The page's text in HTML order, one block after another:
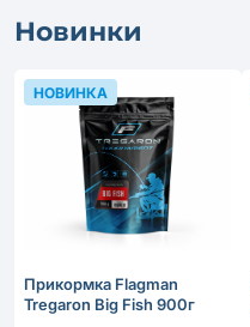
Новинки
Прикормка Flagman
Tregaron Big Fish 900г
НОВИНКА